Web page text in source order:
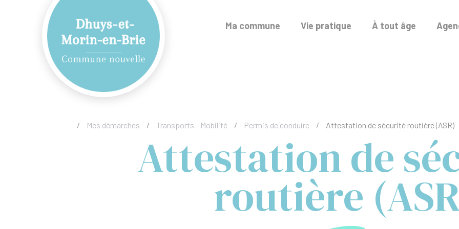
Ma commune Vie pratique À tout âge
/ Mes démarches / Transports - Mobilité / Permis de conduire / Attestation de sécurité routière (ASR)
Attestation de
routière